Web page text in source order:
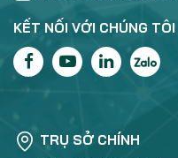
KẾT NỐI VỚI CHÚNG TÔI
TRỤ SỞ CHÍNH